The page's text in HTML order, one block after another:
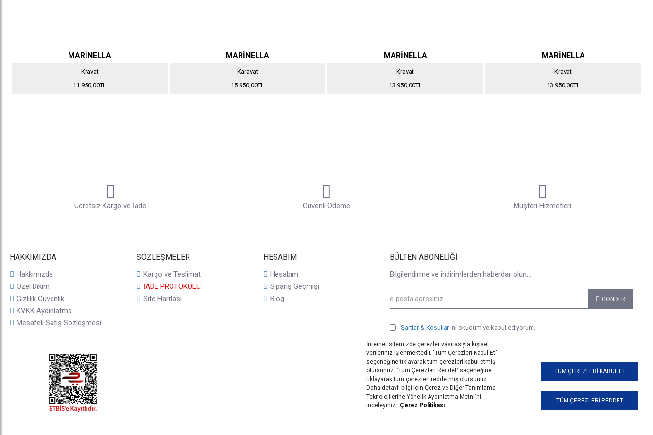
MARİNELLA
Kravat
11.950,00TL
MARİNELLA
Karavat
15.950,00TL
MARİNELLA
Kravat
13.950,00TL
MARİNELLA
Kravat
13.950,00TL
Ücretsiz Kargo ve İade Güvenli Ödeme Müşteri Hizmetleri
HAKKIMIZDA
Hakkımızda
Özel Dikim
Gizlilik Güvenlik
KVKK Aydınlatma
Mesafeli Satış Sözleşmesi
SÖZLEŞMELER
Kargo ve Teslimat
İADE PROTOKOLÜ
Site Haritası
HESABIM
Hesabım
Sipariş Geçmişi
Blog
BÜLTEN ABONELIĞI
Bilgilendirme ve indirimlerden haberdar olun...
GÖNDER
Şartlar & Koşullar 'ni okudum ve kabul ediyorum.
TÜM ÇEREZLERI KABUL ET
İnternet sitemizde çerezler vasıtasıyla kişisel
verileriniz işlenmektedir. "Tüm Çerezleri Kabul Et"
seçeneğine tıklayarak tüm çerezleri kabul etmiş
olursunuz. ‘’Tüm Çerezleri Reddet’’ seçeneğine
tıklayarak tüm çerezleri reddetmiş olursunuz.
Daha detaylı bilgi için Çerez ve Diğer Tanımlama
Teknolojilerine Yönelik Aydınlatma Metni'ni
inceleyiniz. :Çerez Politikası
TÜM ÇEREZLERI REDDET